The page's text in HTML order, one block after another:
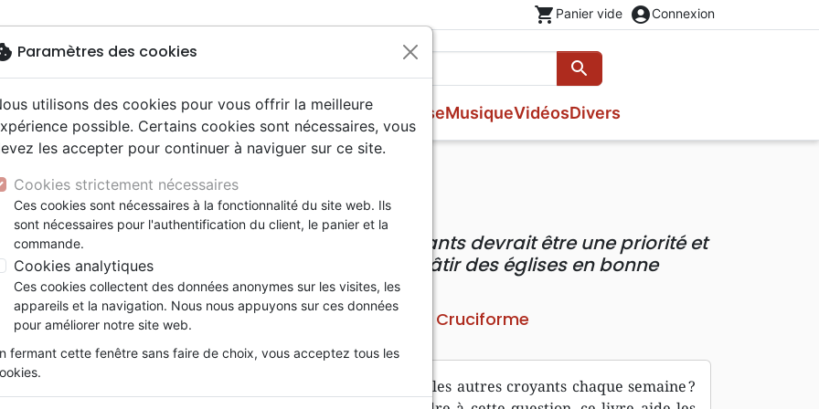
shopping_cart Panier vide account_circleConnexion
search
Rechercher
NouveautésBibles
courant
fondamental
Autres versions
Bibles d'étude
Bibles audio
Nouveaux Testaments
Livres
sectes
adoration, louange
Famille, couple
Personne, santé
Ethique, société, politique
Religions
Jeunesse
ans
Adolescents, jeunes
Enseignement jeunesse
Musique
de fête
Recueils et partitions
Vidéos
reportages
animés
Concerts, spectacles
Divers
Willow Tree
Objets cadeaux
Jeux
Fourres de Bible
locale
Redécouvrir l'église locale
Pourquoi le rassemblement des croyants devrait être une priorité et
un engagement [Collection 9Marks Bâtir des églises en bonne
HANSEN COLLIN & LEEMAN J.
RéférenceCRU3123 EAN 9782925131236 Cruciforme
Description Détails du produit
Est-il vraiment si important de se réunir avec les autres croyants chaque semaine ?
Paramètres des cookies
utilisons des cookies pour vous offrir la meilleure
possible. Certains cookies sont nécessaires, vous
les accepter pour continuer à naviguer sur ce site.
Cookies strictement nécessaires
Ces cookies sont nécessaires à la fonctionnalité du site web. Ils
sont nécessaires pour l'authentification du client, le panier et la
commande.
Cookies analytiques
Ces cookies collectent des données anonymes sur les visites, les
appareils et la navigation. Nous nous appuyons sur ces données
pour améliorer notre site web.
fermant cette fenêtre sans faire de choix, vous acceptez tous les